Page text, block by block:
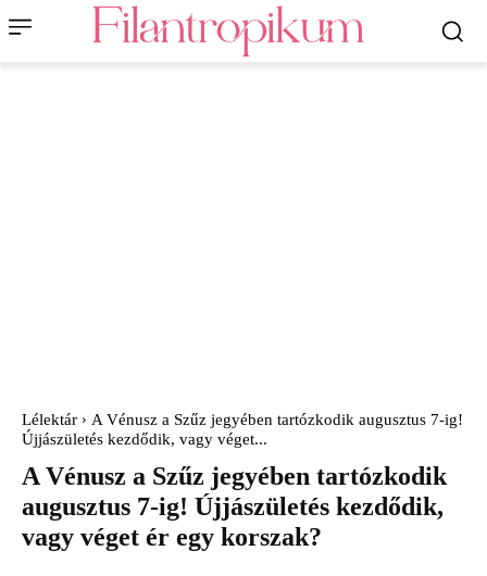
Lélektár
A Vénusz a Szűz jegyében tartózkodik augusztus 7-ig!
Újjászületés kezdődik, vagy véget...
A Vénusz a Szűz jegyében tartózkodik
augusztus 7-ig! Újjászületés kezdődik,
vagy véget ér egy korszak?